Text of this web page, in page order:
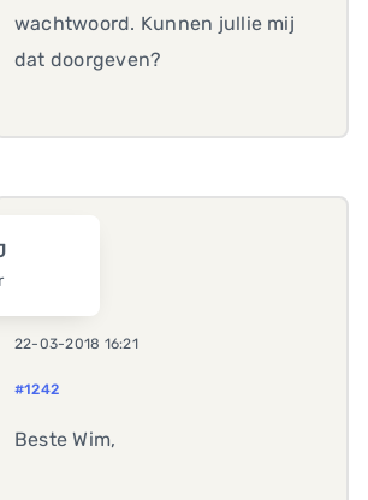
wachtwoord. Kunnen jullie mij
dat doorgeven?
22-03-2018 16:21
#1242
Beste Wim,